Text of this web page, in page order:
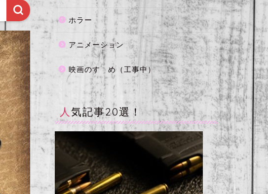
ホラー
アニメーション
映画のすゝめ（工事中）
人気記事20選！